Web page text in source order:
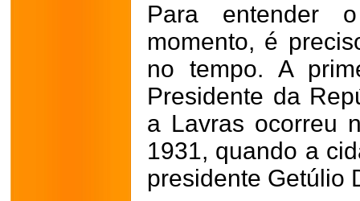
Para entender
momento, é
no tempo. A
Presidente da
a Lavras ocorreu
1931, quando a
presidente Getúlio